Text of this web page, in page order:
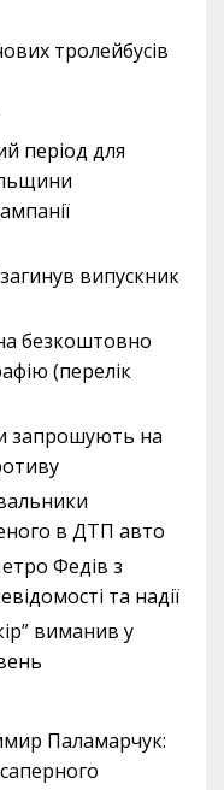
тролейбусів
період для
випускник
безкоштовно
(перелік
запрошують на
в ДТП авто
Федів з
та надії
виманив у
Паламарчук: